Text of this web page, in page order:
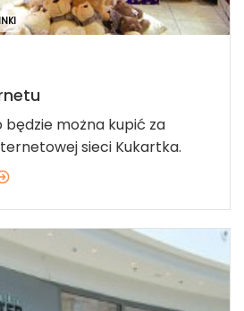
będzie można kupić za
sieci Kukartka.